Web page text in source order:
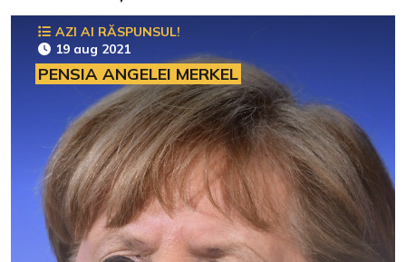
AZI AI RĂSPUNSUL!
19 aug 2021
PENSIA ANGELEI MERKEL